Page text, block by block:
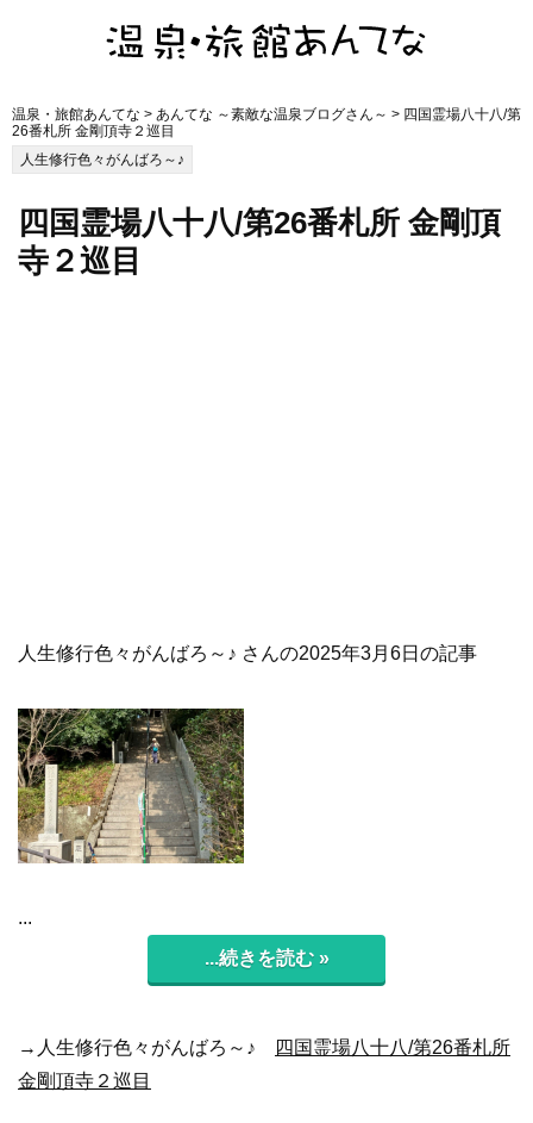
温泉・旅館あんてな > あんてな ～素敵な温泉ブログさん～ > 四国霊場八十八/第
26番札所 金剛頂寺２巡目
人生修行色々がんばろ～♪
四国霊場八十八/第26番札所 金剛頂
寺２巡目
人生修行色々がんばろ～♪ さんの2025年3月6日の記事
...
...続きを読む »
→人生修行色々がんばろ～♪
四国霊場八十八/第26番札所
金剛頂寺２巡目